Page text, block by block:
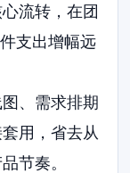
流转，在团
支出增幅远
、需求排期
用，省去从
节奏。